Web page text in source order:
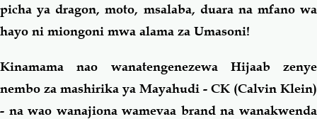
picha ya dragon, moto, msalaba, duara na mfano wa
hayo ni miongoni mwa alama za Umasoni!
Kinamama nao wanatengenezewa Hijaab zenye
nembo za mashirika ya Mayahudi - CK (Calvin Klein)
- na wao wanajiona wamevaa brand na wanakwenda